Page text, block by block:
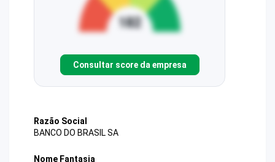
Consultar score da empresa
Razão Social
BANCO DO BRASIL SA
Nome Fantasia